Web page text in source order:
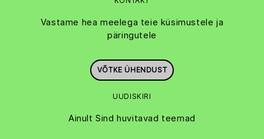
Vastame hea meelega teie küsimustele ja
päringutele
VÕTKE ÜHENDUST
UUDISKIRI
Ainult Sind huvitavad teemad